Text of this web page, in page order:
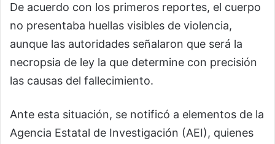
De acuerdo con los primeros reportes, el cuerpo
no presentaba huellas visibles de violencia,
aunque las autoridades señalaron que será la
necropsia de ley la que determine con precisión
las causas del fallecimiento.
Ante esta situación, se notificó a elementos de la
Agencia Estatal de Investigación (AEI), quienes